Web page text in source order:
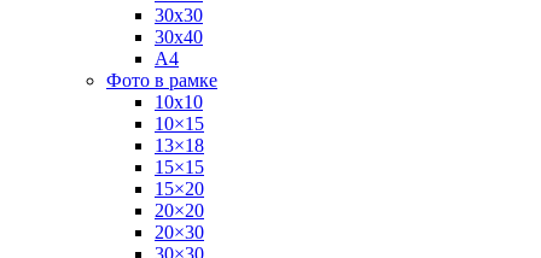
30х30
30х40
А4
Фото в рамке
10х10
10×15
13×18
15×15
15×20
20×20
20×30
30×30